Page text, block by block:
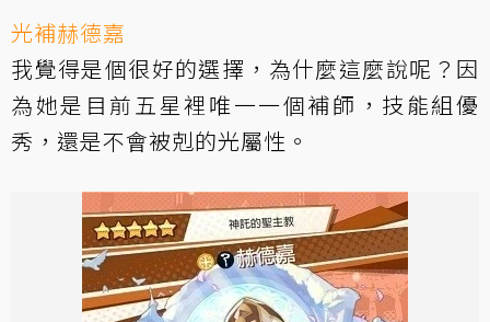
光補赫德嘉
我覺得是個很好的選擇，為什麼這麼說呢？因
為她是目前五星裡唯一一個補師，技能組優
秀，還是不會被剋的光屬性。